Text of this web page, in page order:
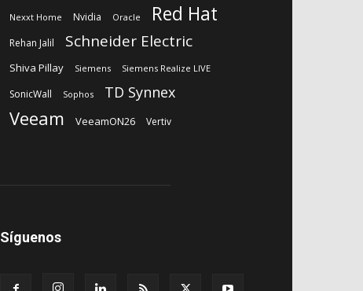
Nexxt Home Nvidia Oracle Red Hat
Rehan Jalil Schneider Electric
Shiva Pillay Siemens Siemens Realize LIVE
SonicWall Sophos TD Synnex
Veeam VeeamON26 Vertiv
Síguenos